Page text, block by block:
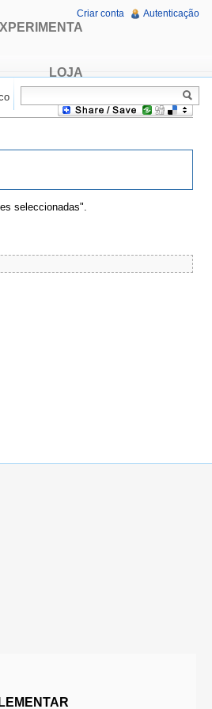
seleccionadas".
LOJA
Criar conta Autenticação